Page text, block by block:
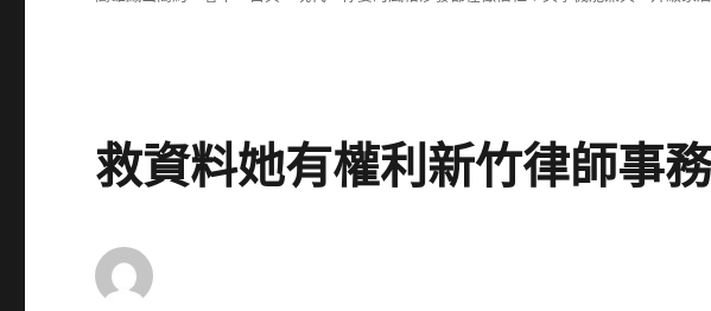
救資料她有權利新竹律師事